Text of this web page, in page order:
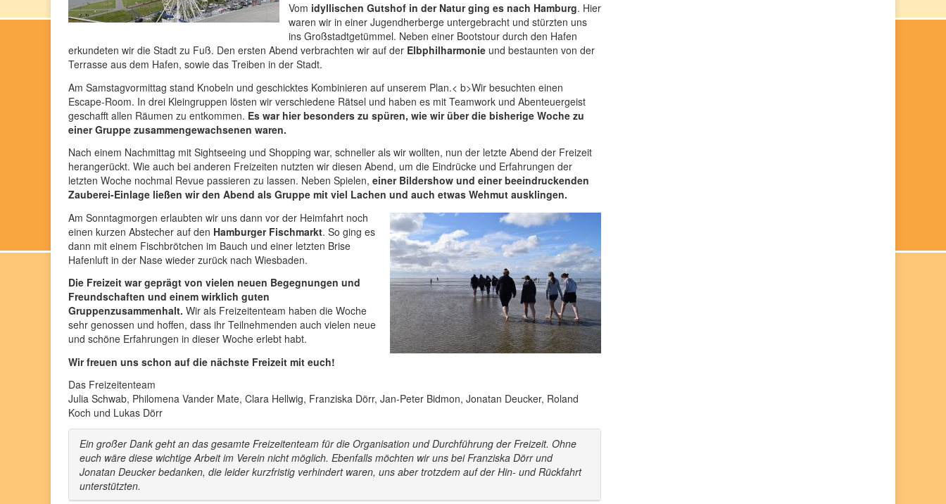
Vom idyllischen Gutshof in der Natur ging es nach Hamburg. Hier
waren wir in einer Jugendherberge untergebracht und stürzten uns
ins Großstadtgetümmel. Neben einer Bootstour durch den Hafen
erkundeten wir die Stadt zu Fuß. Den ersten Abend verbrachten wir auf der Elbphilharmonie und bestaunten von der
Terrasse aus dem Hafen, sowie das Treiben in der Stadt.
Am Samstagvormittag stand Knobeln und geschicktes Kombinieren auf unserem Plan.< b>Wir besuchten einen
Escape-Room. In drei Kleingruppen lösten wir verschiedene Rätsel und haben es mit Teamwork und Abenteuergeist
geschafft allen Räumen zu entkommen. Es war hier besonders zu spüren, wie wir über die bisherige Woche zu
einer Gruppe zusammengewachsenen waren.
Nach einem Nachmittag mit Sightseeing und Shopping war, schneller als wir wollten, nun der letzte Abend der Freizeit
herangerückt. Wie auch bei anderen Freizeiten nutzten wir diesen Abend, um die Eindrücke und Erfahrungen der
letzten Woche nochmal Revue passieren zu lassen. Neben Spielen, einer Bildershow und einer beeindruckenden
Zauberei-Einlage ließen wir den Abend als Gruppe mit viel Lachen und auch etwas Wehmut ausklingen.
Am Sonntagmorgen erlaubten wir uns dann vor der Heimfahrt noch
einen kurzen Abstecher auf den Hamburger Fischmarkt. So ging es
dann mit einem Fischbrötchen im Bauch und einer letzten Brise
Hafenluft in der Nase wieder zurück nach Wiesbaden.
Die Freizeit war geprägt von vielen neuen Begegnungen und
Freundschaften und einem wirklich guten
Gruppenzusammenhalt. Wir als Freizeitenteam haben die Woche
sehr genossen und hoffen, dass ihr Teilnehmenden auch vielen neue
und schöne Erfahrungen in dieser Woche erlebt habt.
Wir freuen uns schon auf die nächste Freizeit mit euch!
Das Freizeitenteam
Julia Schwab, Philomena Vander Mate, Clara Hellwig, Franziska Dörr, Jan-Peter Bidmon, Jonatan Deucker, Roland
Koch und Lukas Dörr
Ein großer Dank geht an das gesamte Freizeitenteam für die Organisation und Durchführung der Freizeit. Ohne
euch wäre diese wichtige Arbeit im Verein nicht möglich. Ebenfalls möchten wir uns bei Franziska Dörr und
Jonatan Deucker bedanken, die leider kurzfristig verhindert waren, uns aber trotzdem auf der Hin- und Rückfahrt
unterstützten.